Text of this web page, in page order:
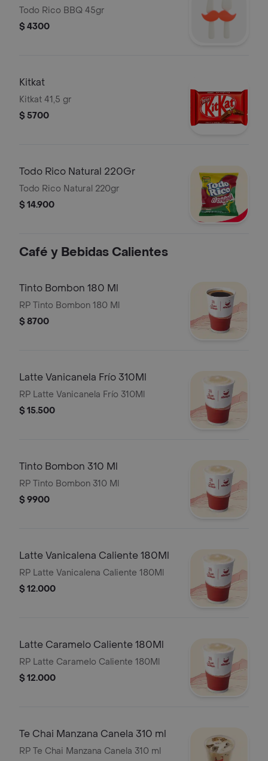
Todo Rico BBQ 45gr
$ 4300
Kitkat
Kitkat 41,5 gr
$ 5700
Todo Rico Natural 220Gr
Todo Rico Natural 220gr
$ 14.900
Café y Bebidas Calientes
Tinto Bombon 180 Ml
RP Tinto Bombon 180 Ml
$ 8700
Latte Vanicanela Frío 310Ml
RP Latte Vanicanela Frío 310Ml
$ 15.500
Tinto Bombon 310 Ml
RP Tinto Bombon 310 Ml
$ 9900
Latte Vanicalena Caliente 180Ml
RP Latte Vanicalena Caliente 180Ml
$ 12.000
Latte Caramelo Caliente 180Ml
RP Latte Caramelo Caliente 180Ml
$ 12.000
Te Chai Manzana Canela 310 ml
RP Te Chai Manzana Canela 310 ml